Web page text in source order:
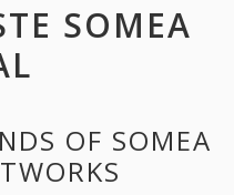
SOMEA
OF SOMEA